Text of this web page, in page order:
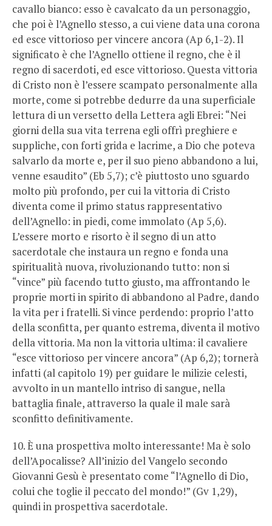
cavallo bianco: esso è cavalcato da un personaggio,
che poi è l’Agnello stesso, a cui viene data una corona
ed esce vittorioso per vincere ancora (Ap 6,1-2). Il
significato è che l’Agnello ottiene il regno, che è il
regno di sacerdoti, ed esce vittorioso. Questa vittoria
di Cristo non è l’essere scampato personalmente alla
morte, come si potrebbe dedurre da una superficiale
lettura di un versetto della Lettera agli Ebrei: “Nei
giorni della sua vita terrena egli offrì preghiere e
suppliche, con forti grida e lacrime, a Dio che poteva
salvarlo da morte e, per il suo pieno abbandono a lui,
venne esaudito” (Eb 5,7); c’è piuttosto uno sguardo
molto più profondo, per cui la vittoria di Cristo
diventa come il primo status rappresentativo
dell’Agnello: in piedi, come immolato (Ap 5,6).
L’essere morto e risorto è il segno di un atto
sacerdotale che instaura un regno e fonda una
spiritualità nuova, rivoluzionando tutto: non si
“vince” più facendo tutto giusto, ma affrontando le
proprie morti in spirito di abbandono al Padre, dando
la vita per i fratelli. Si vince perdendo: proprio l’atto
della sconfitta, per quanto estrema, diventa il motivo
della vittoria. Ma non la vittoria ultima: il cavaliere
“esce vittorioso per vincere ancora” (Ap 6,2); tornerà
infatti (al capitolo 19) per guidare le milizie celesti,
avvolto in un mantello intriso di sangue, nella
battaglia finale, attraverso la quale il male sarà
sconfitto definitivamente.
10. È una prospettiva molto interessante! Ma è solo
dell’Apocalisse? All’inizio del Vangelo secondo
Giovanni Gesù è presentato come “l’Agnello di Dio,
colui che toglie il peccato del mondo!” (Gv 1,29),
quindi in prospettiva sacerdotale.